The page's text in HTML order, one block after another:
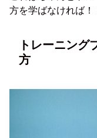
方を学ばなければ！
トレーニング
方